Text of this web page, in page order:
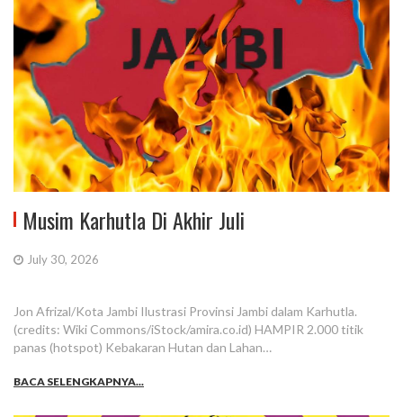
Musim Karhutla Di Akhir Juli
July 30, 2026
Jon Afrizal/Kota Jambi Ilustrasi Provinsi Jambi dalam Karhutla.
(credits: Wiki Commons/iStock/amira.co.id) HAMPIR 2.000 titik
panas (hotspot) Kebakaran Hutan dan Lahan…
BACA SELENGKAPNYA...